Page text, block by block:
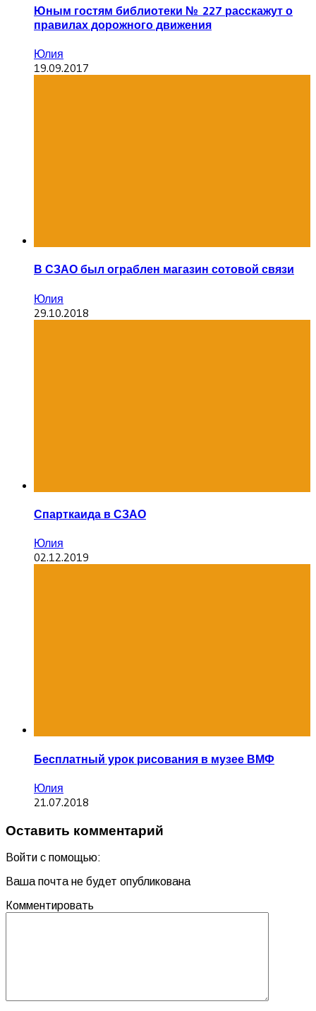
Юным гостям библиотеки № 227 расскажут о
правилах дорожного движения
Юлия
19.09.2017
В СЗАО был ограблен магазин сотовой связи
Юлия
29.10.2018
Спарткаида в СЗАО
Юлия
02.12.2019
Бесплатный урок рисования в музее ВМФ
Юлия
21.07.2018
Оставить комментарий
Войти с помощью:
Ваша почта не будет опубликована
Комментировать